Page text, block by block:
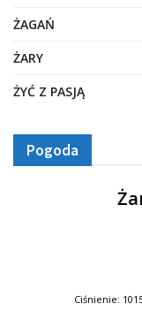
ŻAGAŃ
ŻARY
ŻYĆ Z PASJĄ
Pogoda
Ciśnienie: